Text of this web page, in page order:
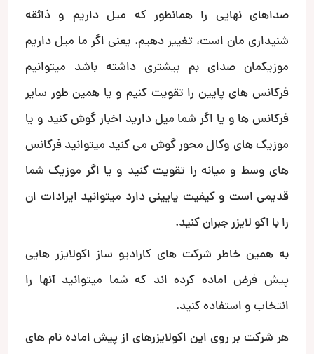
صداهای نهایی را همانطور که میل داریم و ذائقه
شنیداری مان است، تغییر دهیم. یعنی اگر ما میل داریم
موزیکمان صدای بم بیشتری داشته باشد میتوانیم
فرکانس های پایین را تقویت کنیم و یا همین طور سایر
فرکانس ها و یا اگر شما میل دارید اخبار گوش کنید و یا
موزیک های وکال محور گوش می کنید میتوانید فرکانس
های وسط و میانه را تقویت کنید و یا اگر موزیک شما
قدیمی است و کیفیت پایینی دارد میتوانید ایرادات ان
را با اکو لایزر جبران کنید.
به همین خاطر شرکت های کارادیو ساز اکولایزر هایی
پیش فرض اماده کرده اند که شما میتوانید آنها را
انتخاب و استفاده کنید.
هر شرکت بر روی این اکولایزرهای از پیش اماده نام های